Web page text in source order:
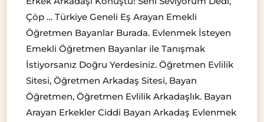
Çöp … Türkiye Geneli Eş Arayan Emekli
Öğretmen Bayanlar Burada. Evlenmek İsteyen
Emekli Öğretmen Bayanlar ile Tanışmak
İstiyorsanız Doğru Yerdesiniz. Öğretmen Evlilik
Sitesi, Öğretmen Arkadaş Sitesi, Bayan
Öğretmen, Öğretmen Evlilik Arkadaşlık. Bayan
Arayan Erkekler Ciddi Bayan Arkadaş Evlenmek